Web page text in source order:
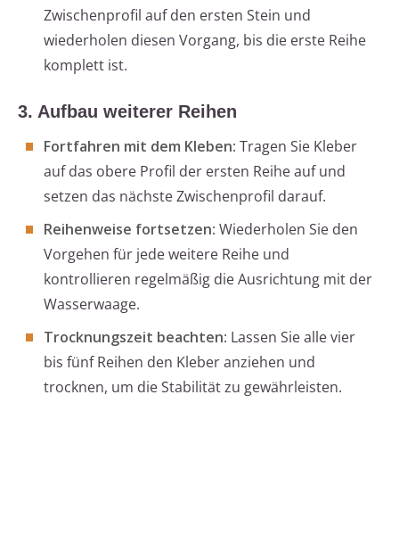
Zwischenprofil auf den ersten Stein und
wiederholen diesen Vorgang, bis die erste Reihe
komplett ist.
3. Aufbau weiterer Reihen
Fortfahren mit dem Kleben: Tragen Sie Kleber
auf das obere Profil der ersten Reihe auf und
setzen das nächste Zwischenprofil darauf.
Reihenweise fortsetzen: Wiederholen Sie den
Vorgehen für jede weitere Reihe und
kontrollieren regelmäßig die Ausrichtung mit der
Wasserwaage.
Trocknungszeit beachten: Lassen Sie alle vier
bis fünf Reihen den Kleber anziehen und
trocknen, um die Stabilität zu gewährleisten.